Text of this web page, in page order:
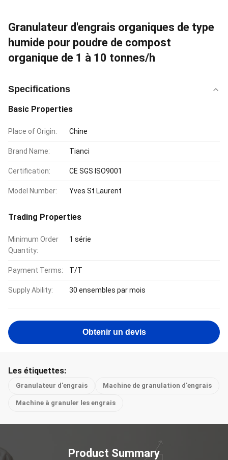
Granulateur d'engrais organiques de type
humide pour poudre de compost
organique de 1 à 10 tonnes/h
Specifications
Basic Properties
Place of Origin: Chine
Brand Name: Tianci
Certification: CE SGS ISO9001
Model Number: Yves St Laurent
Trading Properties
Minimum Order
Quantity:
1 série
Payment Terms: T/T
Supply Ability: 30 ensembles par mois
Obtenir un devis
Les étiquettes:
Granulateur d'engrais Machine de granulation d'engrais
Machine à granuler les engrais
Product Summary